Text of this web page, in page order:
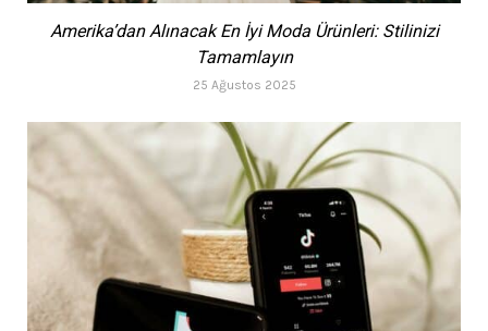
Amerika’dan Alınacak En İyi Moda Ürünleri: Stilinizi
Tamamlayın
25 Ağustos 2025